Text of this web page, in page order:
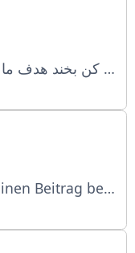
کانال اصلی #سریع_بکش_بیرون قدیم ترین کانال تلگرام شل کن بخند هدف ما لبخند شماست
Wir nehmen nicht an Wettbewerben teil; wir haben keine Manager mehr. Weitere Kanäle: @ocpochmac / @gvstk / @pla4ut_nebeca